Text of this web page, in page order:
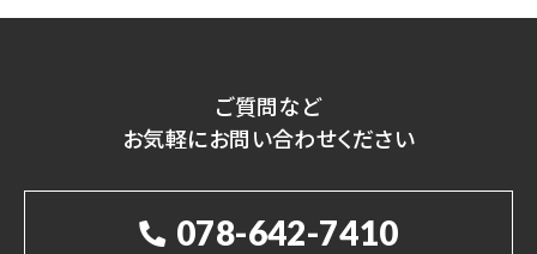
ご質問など
お気軽にお問い合わせください
078-642-7410